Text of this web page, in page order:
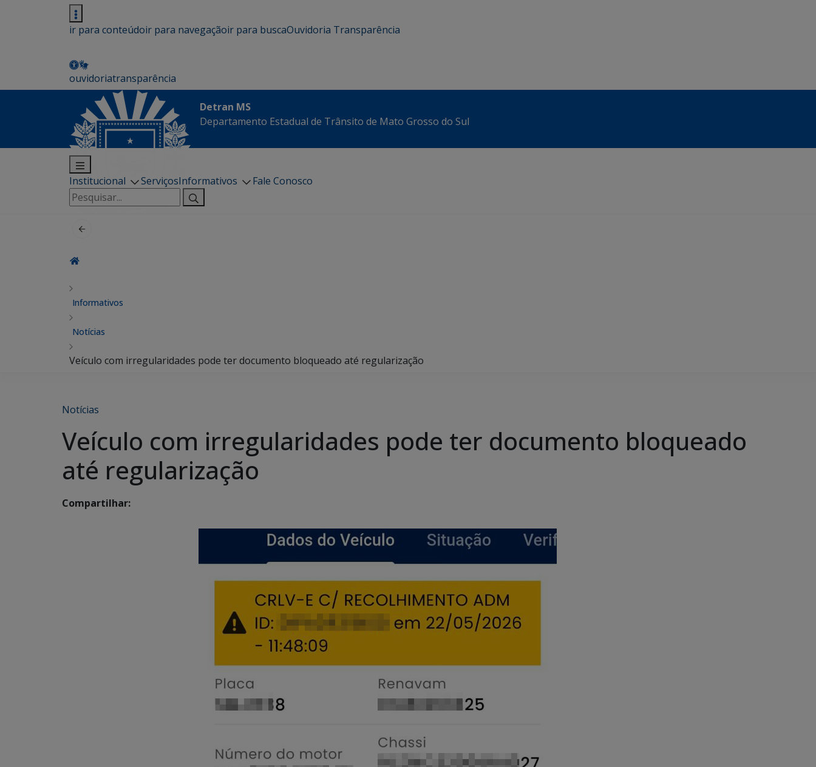
ir para conteúdoir para navegaçãoir para buscaOuvidoria Transparência
ouvidoriatransparência
Detran MS
Departamento Estadual de Trânsito de Mato Grosso do Sul
Institucional ServiçosInformativos
Fale Conosco
Pesquisar
por:
Informativos
Notícias
Veículo com irregularidades pode ter documento bloqueado até regularização
Notícias
Veículo com irregularidades pode ter documento bloqueado
até regularização
Compartilhar: